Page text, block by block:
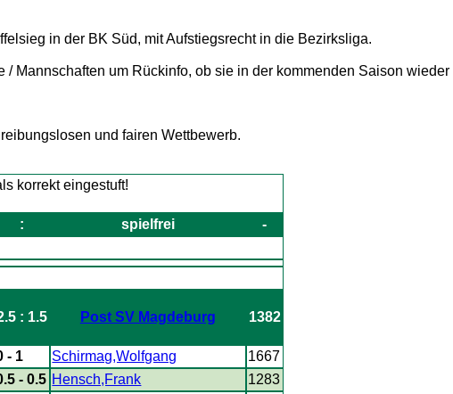
in der BK Süd, mit Aufstiegsrecht in die Bezirksliga.
Mannschaften um Rückinfo, ob sie in der kommenden Saison
und fairen Wettbewerb.
: spielfrei -
: 1.5 Post SV Magdeburg 1382
- 1 Schirmag,Wolfgang
1667
- 0.5 Hensch,Frank
1283